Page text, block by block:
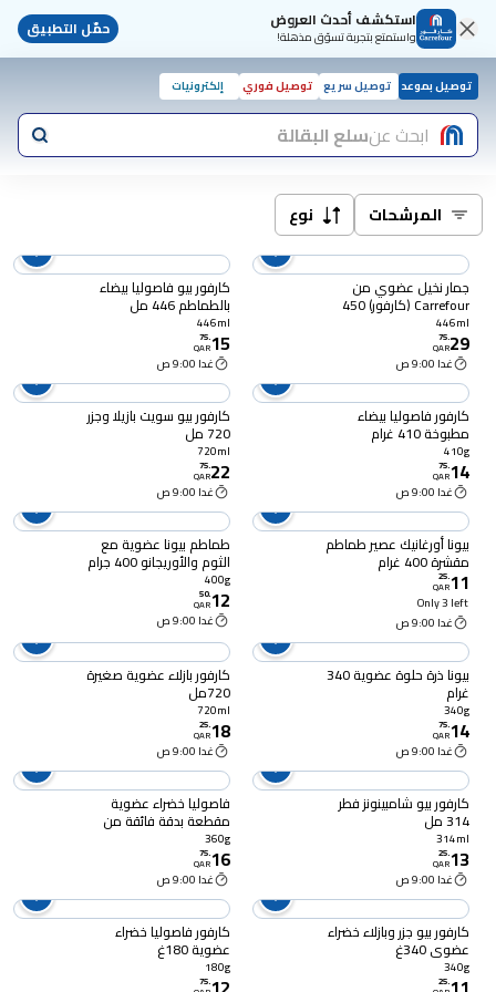
استكشف أحدث العروض
واستمتع بتجربة تسوّق مذهلة! حمّل التطبيق
توصيل بموعد توصيل سريع توصيل فوري إلكترونيات
ابحث عنسلع البقالة
المرشحات نوع
جمار نخيل عضوي من
Carrefour (كارفور) 450
مل
446ml
29
.
75
QAR
غدا 9:00 ص
كارفور بيو فاصوليا بيضاء
بالطماطم 446 مل
446ml
15
.
75
QAR
غدا 9:00 ص
كارفور فاصوليا بيضاء
مطبوخة 410 غرام
410g
14
.
75
QAR
غدا 9:00 ص
كارفور بيو سويت بازيلا وجزر
720 مل
720ml
22
.
75
QAR
غدا 9:00 ص
بيونا أورغانيك عصير طماطم
مقشرة 400 غرام
11
.
25
QAR
Only 3 left
غدا 9:00 ص
طماطم بيونا عضوية مع
الثوم والأوريجانو 400 جرام
400g
12
.
50
QAR
غدا 9:00 ص
بيونا ذرة حلوة عضوية 340
غرام
340g
14
.
75
QAR
غدا 9:00 ص
كارفور بازلاء عضوية صغيرة
720مل
720ml
18
.
25
QAR
غدا 9:00 ص
كارفور بيو شامبينونز فطر
314 مل
314ml
13
.
25
QAR
غدا 9:00 ص
فاصوليا خضراء عضوية
مقطعة بدقة فائقة من
كارفور 360 غرام
360g
16
.
75
QAR
غدا 9:00 ص
كارفور بيو جزر وبازلاء خضراء
عضوي 340غ
340g
.
25
كارفور فاصوليا خضراء
عضوية 180غ
180g
.
75